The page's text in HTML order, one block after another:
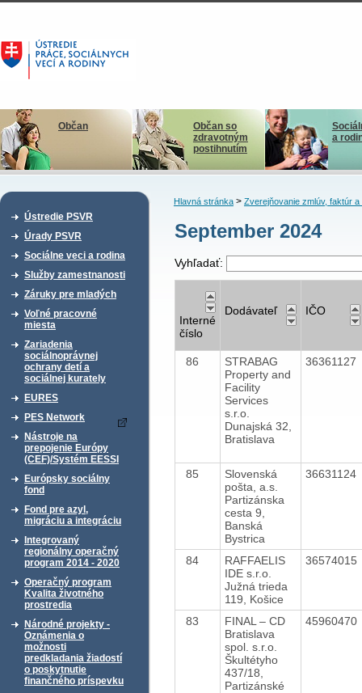
Občan
Občan so
zdravotným
postihnutím
a
Ústredie PSVR
Úrady PSVR
Sociálne veci a rodina
Služby zamestnanosti
Záruky pre mladých
Voľné pracovné
miesta
Zariadenia
sociálnoprávnej
ochrany detí a
sociálnej kurately
EURES
PES Network
Nástroje na
prepojenie Európy
(CEF)/Systém EESSI
Európsky sociálny
fond
Fond pre azyl,
migráciu a integráciu
Integrovaný
regionálny operačný
program 2014 - 2020
Operačný program
Kvalita životného
prostredia
Národné projekty -
Oznámenia o
možnosti
predkladania žiadostí
o poskytnutie
finančného príspevku
Hlavná stránka> Zverejňovanie zmlúv, faktúr a
September 2024
Vyhľadať:
Interné
číslo
Dodávateľ IČO
86
STRABAG
Property and
Facility
Services
s.r.o.
Dunajská 32,
Bratislava
36361127
85
Slovenská
pošta, a.s.
Partizánska
cesta 9,
Banská
Bystrica
36631124
84
RAFFAELIS
IDE s.r.o.
Južná trieda
119, Košice
36574015
83
FINAL – CD
Bratislava
spol. s.r.o.
Škultétyho
437/18,
Partizánské
45960470